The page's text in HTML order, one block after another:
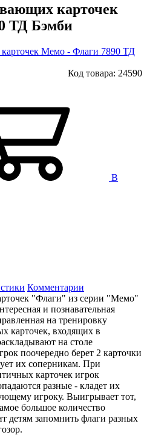
карточек
ТД Бэмби
Код товара: 24590
В
Комментарии
"Флаги" из серии "Мемо"
и познавательная
на тренировку
карточек, входящих в
на столе
поочередно берет 2 карточки
их соперникам. При
карточек игрок
разные - кладет их
игроку. Выигрывает тот,
большое количество
детям запомнить флаги разных